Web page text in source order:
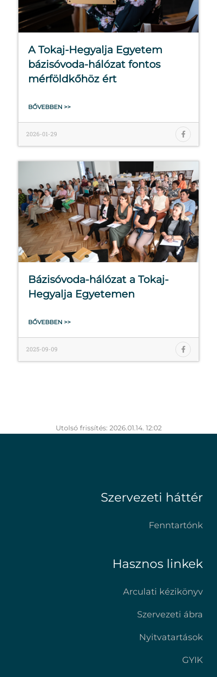
A Tokaj-Hegyalja Egyetem
bázisóvoda-hálózat fontos
mérföldkőhöz ért
BŐVEBBEN >>
2026-01-29
Bázisóvoda-hálózat a Tokaj-
Hegyalja Egyetemen
BŐVEBBEN >>
2025-09-09
Utolsó frissítés: 2026.01.14. 12:02
Szervezeti háttér
Fenntartónk
Hasznos linkek
Arculati kézikönyv
Szervezeti ábra
Nyitvatartások
GYIK